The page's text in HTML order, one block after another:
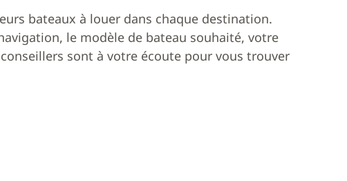
bateaux à louer dans chaque destination.
le modèle de bateau souhaité, votre
sont à votre écoute pour vous trouver